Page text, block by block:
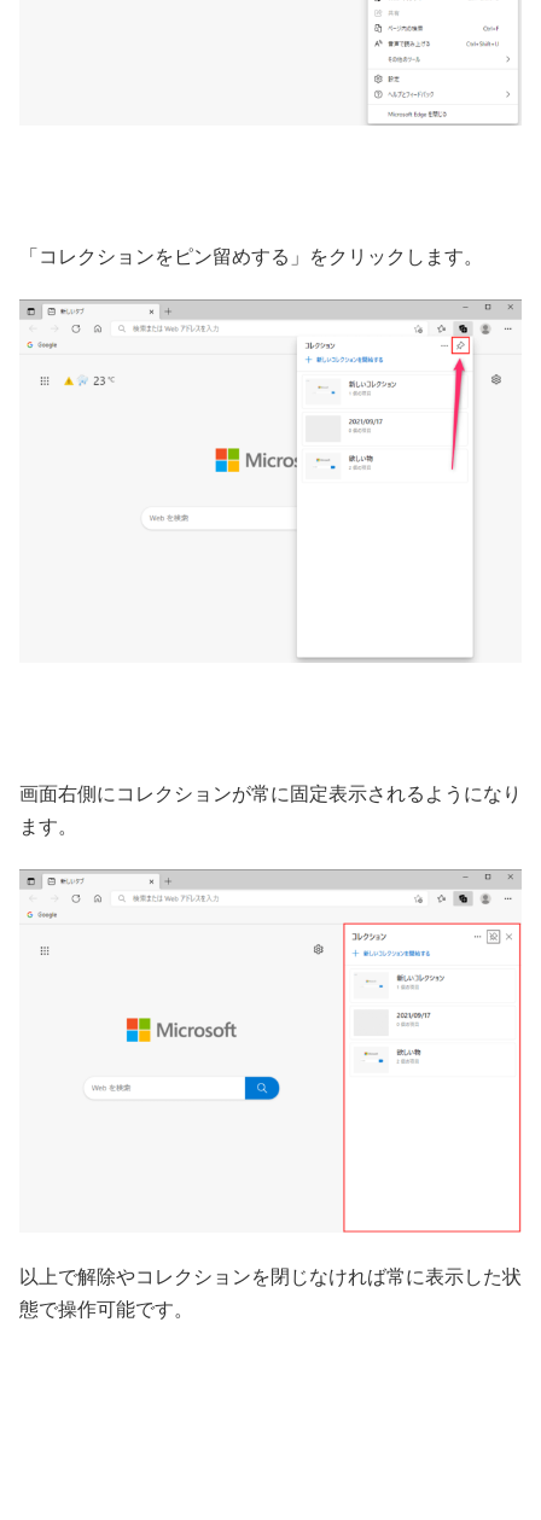
「コレクションをピン留めする」をクリックします。
画面右側にコレクションが常に固定表示されるようになり
ます。
以上で解除やコレクションを閉じなければ常に表示した状
態で操作可能です。